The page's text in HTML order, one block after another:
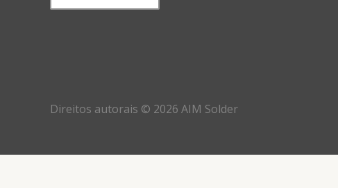
Direitos autorais © 2026 AIM Solder